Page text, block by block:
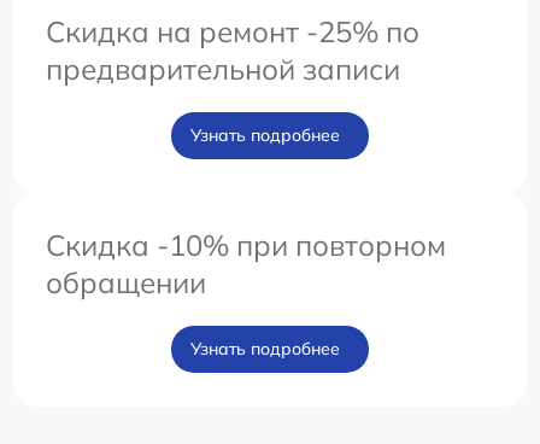
Скидка на ремонт -25% по
предварительной записи
Узнать подробнее
Скидка -10% при повторном
обращении
Узнать подробнее